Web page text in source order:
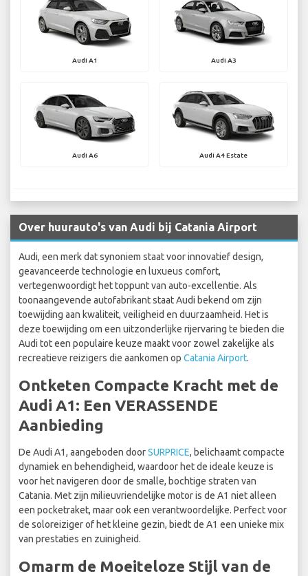
Audi A1 Audi A3
Audi A6 Audi A4 Estate
Over huurauto's van Audi bij Catania Airport
Audi, een merk dat synoniem staat voor innovatief design,
geavanceerde technologie en luxueus comfort,
vertegenwoordigt het toppunt van auto-excellentie. Als
toonaangevende autofabrikant staat Audi bekend om zijn
toewijding aan kwaliteit, veiligheid en duurzaamheid. Het is
deze toewijding om een uitzonderlijke rijervaring te bieden die
Audi tot een populaire keuze maakt voor zowel zakelijke als
recreatieve reizigers die aankomen op Catania Airport.
Ontketen Compacte Kracht met de
Audi A1: Een VERASSENDE
Aanbieding
De Audi A1, aangeboden doorSURPRICE, belichaamt compacte
dynamiek en behendigheid, waardoor het de ideale keuze is
voor het navigeren door de smalle, bochtige straten van
Catania. Met zijn milieuvriendelijke motor is de A1 niet alleen
een pocketraket, maar ook een verantwoordelijke. Perfect voor
de soloreiziger of het kleine gezin, biedt de A1 een unieke mix
van prestaties en zuinigheid.
Omarm de Moeiteloze Stijl van de